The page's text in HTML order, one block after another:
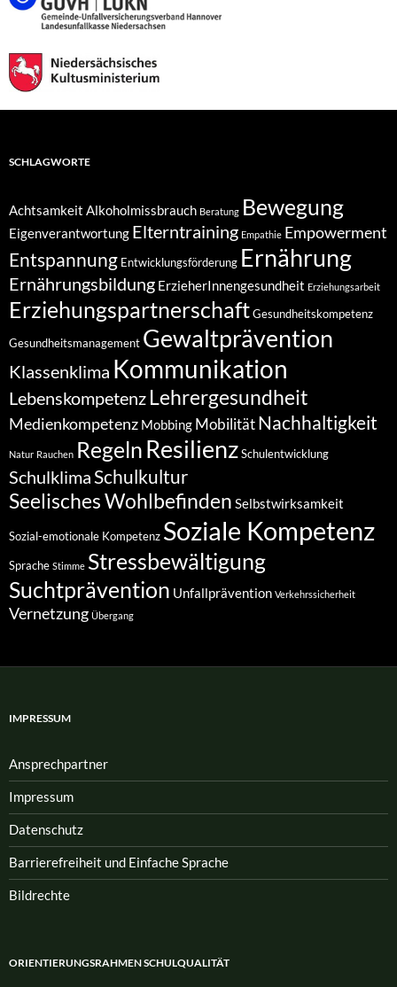
SCHLAGWORTE
Achtsamkeit Alkoholmissbrauch Beratung Bewegung
Eigenverantwortung Elterntraining Empathie Empowerment
Entspannung Entwicklungsförderung Ernährung
Ernährungsbildung ErzieherInnengesundheit Erziehungsarbeit
ErziehungspartnerschaftGesundheitskompetenz
Gesundheitsmanagement Gewaltprävention
Klassenklima Kommunikation
Lebenskompetenz Lehrergesundheit
Medienkompetenz Mobbing MobilitätNachhaltigkeit
Natur Rauchen Regeln ResilienzSchulentwicklung
Schulklima Schulkultur
Seelisches Wohlbefinden Selbstwirksamkeit
Sozial-emotionale Kompetenz Soziale Kompetenz
Sprache Stimme Stressbewältigung
Suchtprävention Unfallprävention Verkehrssicherheit
Vernetzung Übergang
IMPRESSUM
Ansprech­partner
Impressum
Datenschutz
Barrierefreiheit und Einfache Sprache
Bildrechte
ORIENTIERUNGSRAHMEN SCHULQUALITÄT